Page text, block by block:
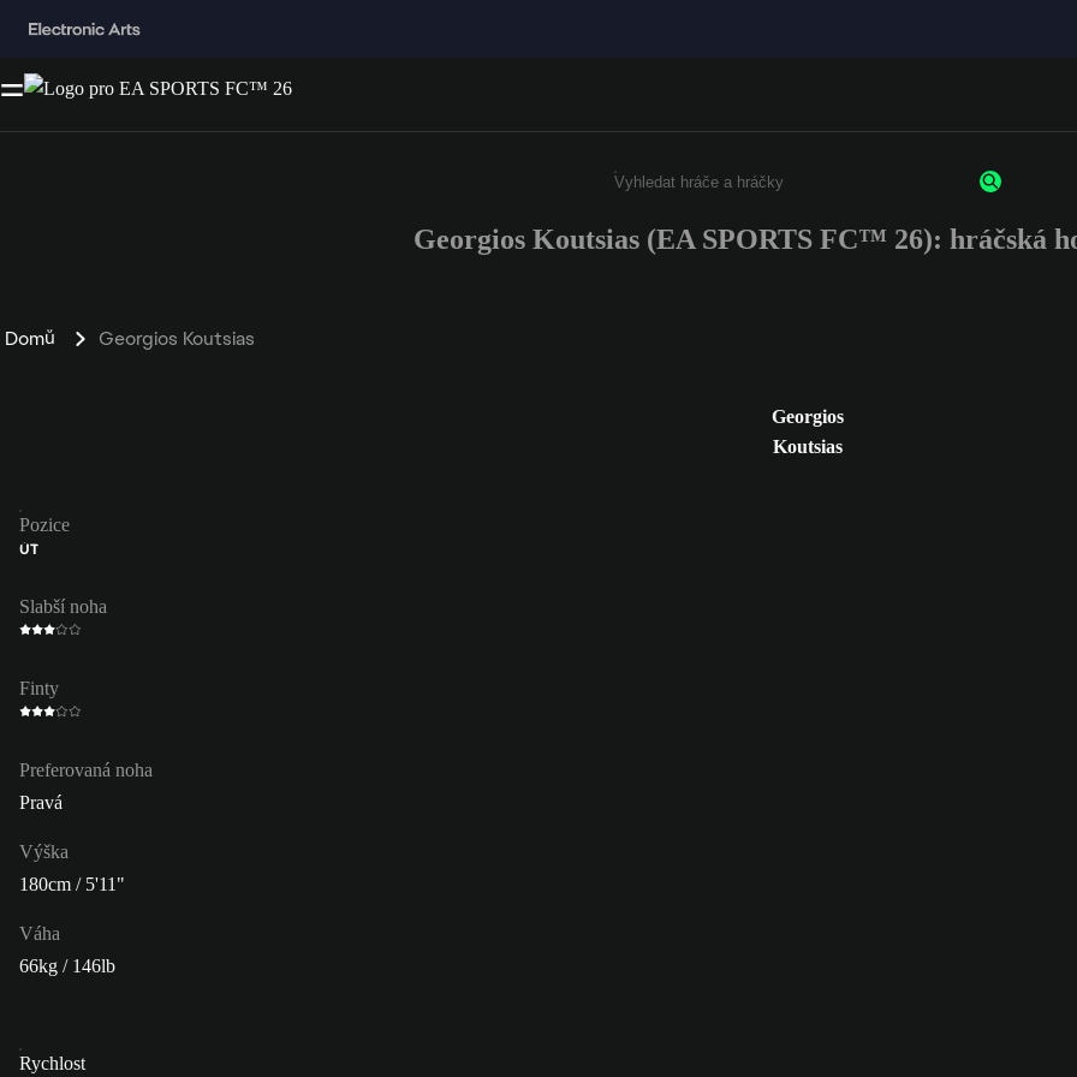
Enter a minimum of 3 characters or numbers
Georgios Koutsias (EA SPORTS FC™ 26): hráčská
Domů Georgios Koutsias
Georgios
Koutsias
Pozice
ÚT
Slabší noha
Finty
Preferovaná noha
Pravá
Výška
180cm / 5'11"
Váha
66kg / 146lb
Rychlost